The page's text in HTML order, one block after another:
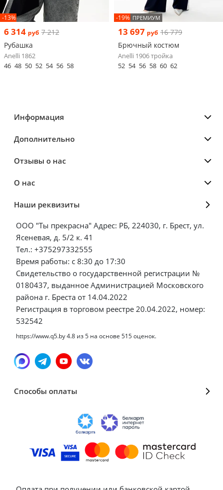
-13%
6 314 руб 7 212
Рубашка
Anelli 1862
46 48 50 52 54 56 58
-19% ПРЕМИУМ
13 697 руб 16 779
Брючный костюм
Anelli 1906 тройка
52 54 56 58 60 62
Информация
Дополнительно
Отзывы о нас
О нас
Наши реквизиты
ООО "Ты прекрасна" Адрес: РБ, 224030, г. Брест, ул.
Ясеневая, д. 5/2 к. 41
Тел.: +375297332555
Время работы: с 8:30 до 17:30
Свидетельство о государственной регистрации №
0180437, выданное Администрацией Московского
района г. Бреста от 14.04.2022
Регистрация в торговом реестре 20.04.2022, номер:
532542
https://www.q5.by4.8 из5 на основе 515оценок.
Способы оплаты